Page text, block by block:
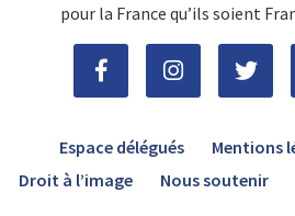
pour la France qu’ils soient
Espace délégués Mentions
Droit à l’image
Nous soutenir